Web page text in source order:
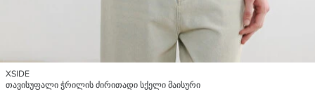
XSIDE
თავისუფალი ჭრილის ძირითადი სქელი მაისური